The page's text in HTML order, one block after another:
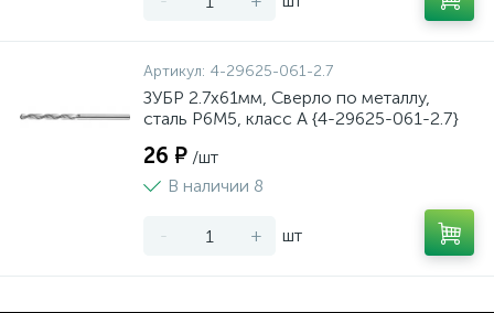
Артикул: 4-29625-061-2.7
ЗУБР 2.7х61мм, Сверло по металлу,
сталь Р6М5, класс А {4-29625-061-2.7}
26 ₽ /шт
В наличии 8
- + шт